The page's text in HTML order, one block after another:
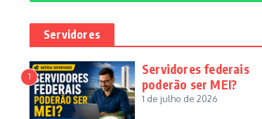
Servidores
1
Servidores federais
poderão ser MEI?
1 de julho de 2026